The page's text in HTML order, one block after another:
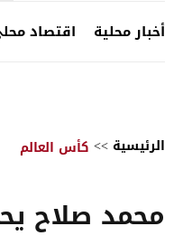
أخبار محلية اقتصاد
الرئيسية >> كأس العالم
محمد صلاح